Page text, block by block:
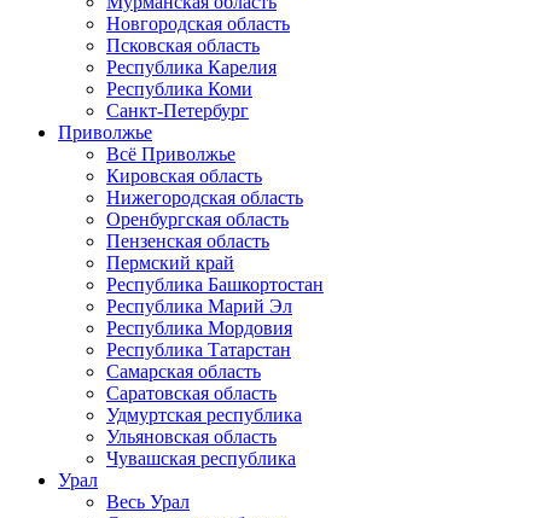
Новгородская область
Псковская область
Республика Карелия
Республика Коми
Санкт-Петербург
Приволжье
Всё Приволжье
Кировская область
Нижегородская область
Оренбургская область
Пензенская область
Пермский край
Республика Башкортостан
Республика Марий Эл
Республика Мордовия
Республика Татарстан
Самарская область
Саратовская область
Удмуртская республика
Ульяновская область
Чувашская республика
Урал
Весь Урал